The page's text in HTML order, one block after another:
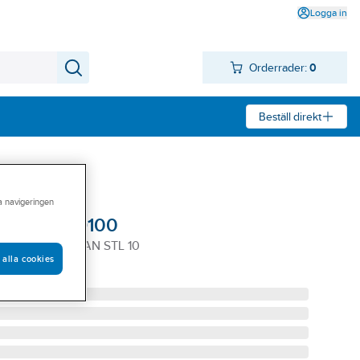
Logga in
Orderrader: 0
Beställ direkt
Tegera 9100
MICROTHAN STL 10
navigeringen
alla cookies